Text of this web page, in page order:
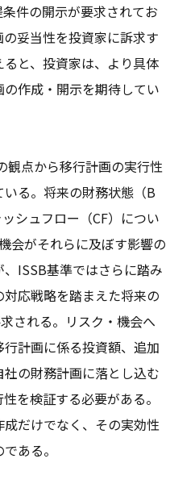
件の開示が要求されてお
妥当性を投資家に訴求す
と、投資家は、より具体
作成・開示を期待してい
観点から移行計画の実行性
る。将来の財務状態（B
シュフロー（CF）につい
会がそれらに及ぼす影響の
ISSB基準ではさらに踏み
応戦略を踏まえた将来の
される。リスク・機会へ
計画に係る投資額、追加
の財務計画に落とし込む
を検証する必要がある。
だけでなく、その実効性
ある。